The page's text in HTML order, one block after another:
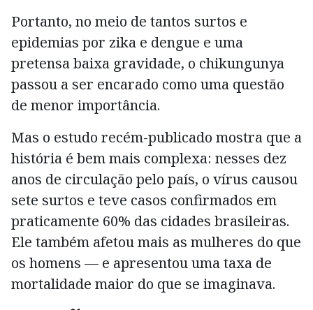
Portanto, no meio de tantos surtos e
epidemias por zika e dengue e uma
pretensa baixa gravidade, o chikungunya
passou a ser encarado como uma questão
de menor importância.
Mas o estudo recém-publicado mostra que a
história é bem mais complexa: nesses dez
anos de circulação pelo país, o vírus causou
sete surtos e teve casos confirmados em
praticamente 60% das cidades brasileiras.
Ele também afetou mais as mulheres do que
os homens — e apresentou uma taxa de
mortalidade maior do que se imaginava.